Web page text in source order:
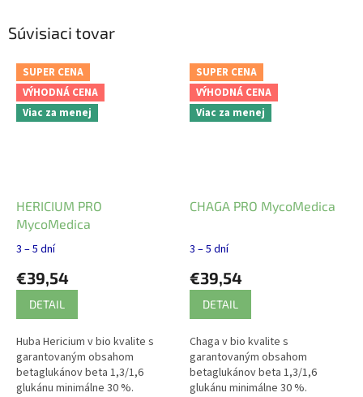
Súvisiaci tovar
SUPER CENA
VÝHODNÁ CENA
Viac za menej
HERICIUM PRO
MycoMedica
3 – 5 dní
€39,54
DETAIL
Huba Hericium v bio kvalite s
garantovaným obsahom
betaglukánov beta 1,3/1,6
glukánu minimálne 30 %.
SUPER CENA
VÝHODNÁ CENA
Viac za menej
CHAGA PRO MycoMedica
3 – 5 dní
€39,54
DETAIL
Chaga v bio kvalite s
garantovaným obsahom
betaglukánov beta 1,3/1,6
glukánu minimálne 30 %.